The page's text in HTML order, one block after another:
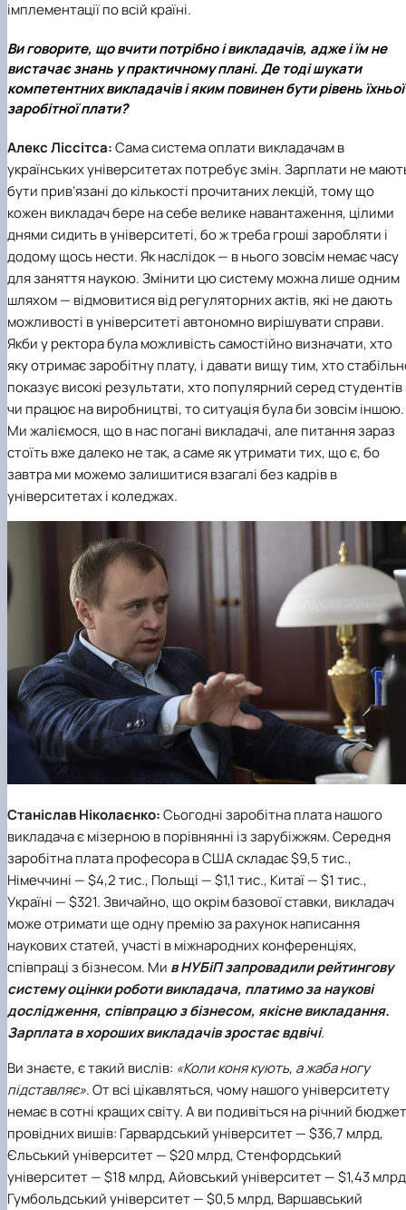
імплементації по всій країні.
Ви говорите, що вчити потрібно і викладачів, адже і їм не
вистачає знань у практичному плані. Де тоді шукати
компетентних викладачів і яким повинен бути рівень їхньої
заробітної плати?
Алекс Ліссітса:Сама система оплати викладачам в
українських університетах потребує змін. Зарплати не
бути прив’язані до кількості прочитаних лекцій, тому що
кожен викладач бере на себе велике навантаження, цілими
днями сидить в університеті, бо ж треба гроші заробляти і
додому щось нести. Як наслідок — в нього зовсім немає часу
для заняття наукою. Змінити цю систему можна лише одним
шляхом — відмовитися від регуляторних актів, які не дають
можливості в університеті автономно вирішувати справи.
Якби у ректора була можливість самостійно визначати, хто
яку отримає заробітну плату, і давати вищу тим, хто
показує високі результати, хто популярний серед студентів
чи працює на виробництві, то ситуація була би зовсім іншою.
Ми жаліємося, що в нас погані викладачі, але питання зараз
стоїть вже далеко не так, а саме як утримати тих, що є, бо
завтра ми можемо залишитися взагалі без кадрів в
університетах і коледжах.
Станіслав Ніколаєнко:Сьогодні заробітна плата нашого
викладача є мізерною в порівнянні із зарубіжжям. Середня
заробітна плата професора в США складає $9,5 тис.,
Німеччині — $4,2 тис., Польщі — $1,1 тиc., Китаї — $1 тис.,
Україні — $321. Звичайно, що окрім базової ставки, викладач
може отримати ще одну премію за рахунок написання
наукових статей, участі в міжнародних конференціях,
співпраці з бізнесом. Ми вНУБіПзапровадили рейтингову
систему оцінки роботи викладача, платимо за наукові
дослідження, співпрацю з бізнесом, якісне викладання.
Зарплата в хороших викладачів зростає вдвічі.
Ви знаєте, є такий вислів: «Коли коня кують, а жаба ногу
підставляє». От всі цікавляться, чому нашого університету
немає в сотні кращих світу. А ви подивіться на річний бюджет
провідних вишів: Гарвардський університет — $36,7 млрд,
Єльський університет — $20 млрд, Стенфордський
університет — $18 млрд, Айовський університет — $1,43
Гумбольдський університет — $0,5 млрд, Варшавський